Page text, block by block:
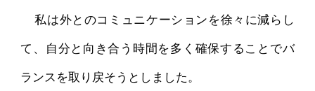
私は外とのコミュニケーションを徐々に減らし
て、自分と向き合う時間を多く確保することでバ
ランスを取り戻そうとしました。